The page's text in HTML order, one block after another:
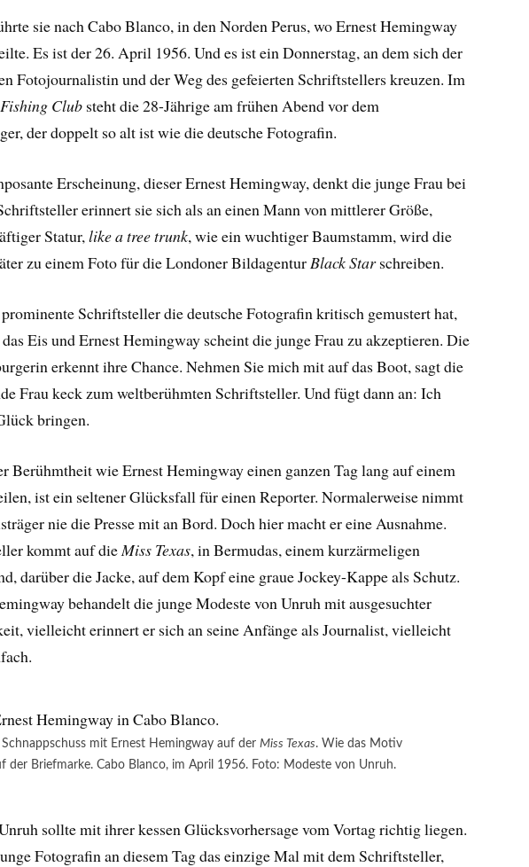
sie nach Cabo Blanco, in den Norden Perus, wo Ernest Hemingway
Es ist der 26. April 1956. Und es ist ein Donnerstag, an dem sich der
Fotojournalistin und der Weg des gefeierten Schriftstellers kreuzen. Im
Fishing Club steht die 28-Jährige am frühen Abend vor dem
der doppelt so alt ist wie die deutsche Fotografin.
Erscheinung, dieser Ernest Hemingway, denkt die junge Frau bei
erinnert sie sich als an einen Mann von mittlerer Größe,
Statur,like a tree trunk, wie ein wuchtiger Baumstamm, wird die
zu einem Foto für die Londoner BildagenturBlack Starschreiben.
Schriftsteller die deutsche Fotografin kritisch gemustert hat,
Eis und Ernest Hemingway scheint die junge Frau zu akzeptieren. Die
erkennt ihre Chance. Nehmen Sie mich mit auf das Boot, sagt die
Frau keck zum weltberühmten Schriftsteller. Und fügt dann an: Ich
bringen.
Berühmtheit wie Ernest Hemingway einen ganzen Tag lang auf einem
ist ein seltener Glücksfall für einen Reporter. Normalerweise nimmt
nie die Presse mit an Bord. Doch hier macht er eine Ausnahme.
kommt auf die Miss Texas, in Bermudas, einem kurzärmeligen
darüber die Jacke, auf dem Kopf eine graue Jockey-Kappe als Schutz.
behandelt die junge Modeste von Unruh mit ausgesuchter
vielleicht erinnert er sich an seine Anfänge als Journalist, vielleicht
Schnappschuss mit Ernest Hemingway auf derMiss Texas. Wie das Motiv
der Briefmarke. Cabo Blanco, im April 1956. Foto: Modeste von Unruh.
sollte mit ihrer kessen Glücksvorhersage vom Vortag richtig liegen.
Fotografin an diesem Tag das einzige Mal mit dem Schriftsteller,